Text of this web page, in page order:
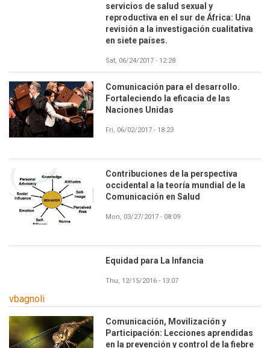
servicios de salud sexual y
reproductiva en el sur de África: Una
revisión a la investigación cualitativa
en siete países.
Sat, 06/24/2017 - 12:28
Comunicación para el desarrollo.
Fortaleciendo la eficacia de las
Naciones Unidas
Fri, 06/02/2017 - 18:23
Contribuciones de la perspectiva
occidental a la teoría mundial de la
Comunicación en Salud
Mon, 03/27/2017 - 08:09
Equidad para La Infancia
Thu, 12/15/2016 - 13:07
vbagnoli
Comunicación, Movilización y
Participación: Lecciones aprendidas
en la prevención y control de la fiebre